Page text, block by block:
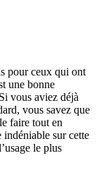
pour ceux qui ont
une bonne
vous aviez déjà
vous savez que
faire tout en
indéniable sur cette
le plus